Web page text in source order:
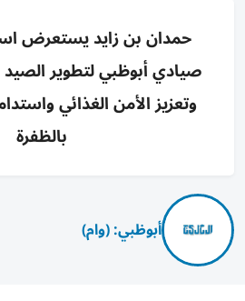
حمدان بن زايد يستعرض
صيادي أبوظبي لتطوير
وتعزيز الأمن الغذائي
بالظفرة
أبوظبي: (وام)